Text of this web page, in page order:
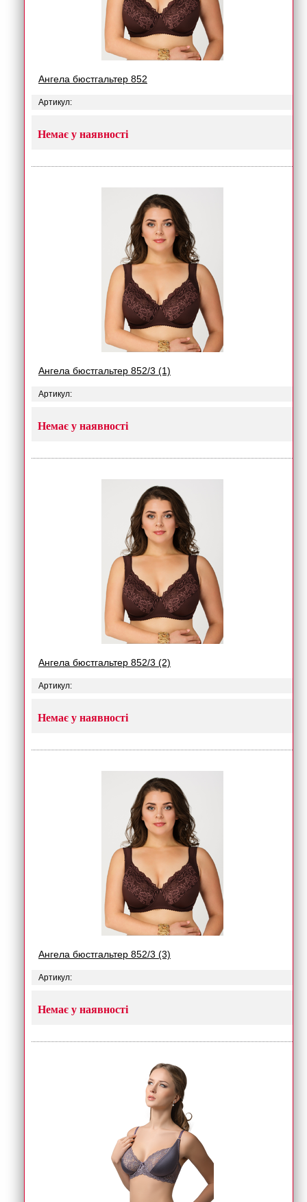
Ангела бюстгальтер 852
Артикул:
Немає у наявності
Ангела бюстгальтер 852/3 (1)
Артикул:
Немає у наявності
Ангела бюстгальтер 852/3 (2)
Артикул:
Немає у наявності
Ангела бюстгальтер 852/3 (3)
Артикул:
Немає у наявності